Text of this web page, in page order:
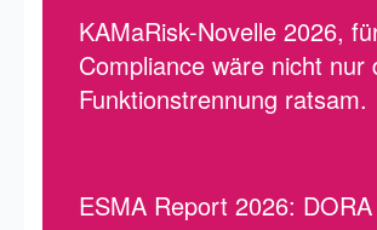
KAMaRisk-Novelle 2026,
Compliance wäre nicht nur
Funktionstrennung ratsam.
ESMA Report 2026: